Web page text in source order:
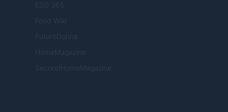
ESG 365
Food Wiki
FuturoDonna
HomeMagazine
SecondHomeMagazine